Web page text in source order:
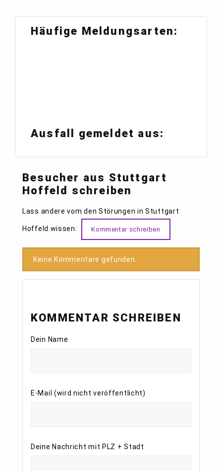
Häufige Meldungsarten:
Ausfall gemeldet aus:
Besucher aus Stuttgart
Hoffeld schreiben
Lass andere vom den Störungen in Stuttgart
Hoffeld wissen: Kommentar schreiben
Keine Kommentare gefunden.
KOMMENTAR SCHREIBEN
Dein Name
E-Mail (wird nicht veröffentlicht)
Deine Nachricht mit PLZ + Stadt